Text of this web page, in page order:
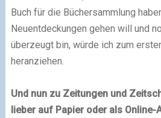
Buch für die Büchersammlung
Neuentdeckungen gehen will und
überzeugt bin, würde ich zum
heranziehen.
Und nun zu Zeitungen und
lieber auf Papier oder als Online-